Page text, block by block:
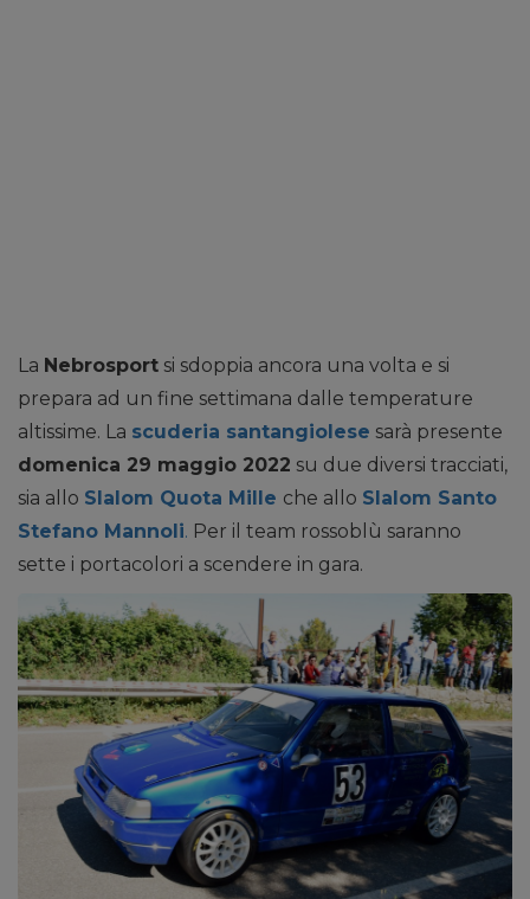
La Nebrosport si sdoppia ancora una volta e si
prepara ad un fine settimana dalle temperature
altissime. La scuderia santangiolese sarà presente
domenica 29 maggio 2022 su due diversi tracciati,
sia allo Slalom Quota Mille che allo Slalom Santo
Stefano Mannoli. Per il team rossoblù saranno
sette i portacolori a scendere in gara.